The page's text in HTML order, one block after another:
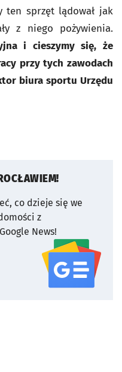
ten sprzęt lądował jak
z niego pożywienia.
i cieszymy się, że
przy tych zawodach
biura sportu Urzędu
co dzieje się we
z
News!
serwisu